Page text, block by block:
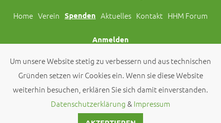
Home Verein Spenden Aktuelles Kontakt HHM Forum
Anmelden
Folgt uns auch auf Social Media!
© 2026 byHundehilfe Mariechen e.V.
Um unsere Website stetig zu verbessern und aus technischen
Gründen setzen wir Cookies ein. Wenn sie diese Website
weiterhin besuchen, erklären Sie sich damit einverstanden.
Datenschutzerklärung& Impressum